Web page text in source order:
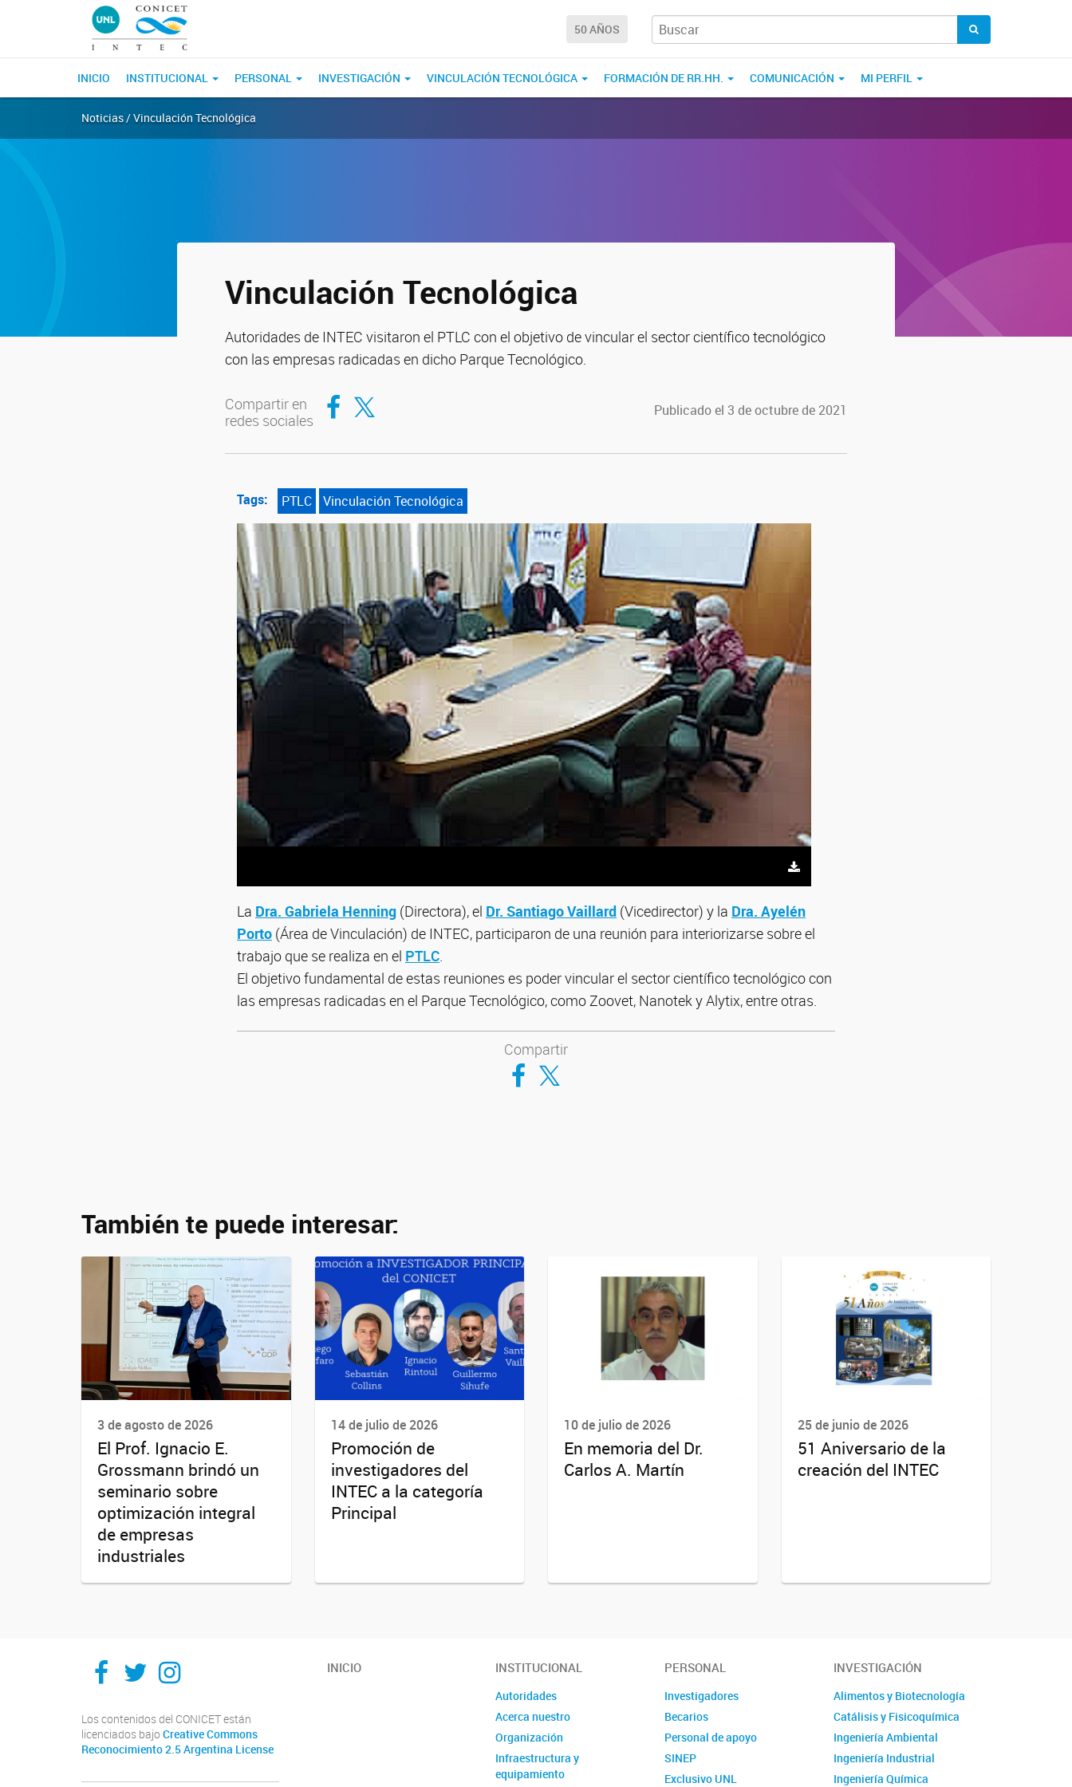
50 AÑOS
INICIO INSTITUCIONAL PERSONAL INVESTIGACIÓN VINCULACIÓN TECNOLÓGICA FORMACIÓN DE RR.HH. COMUNICACIÓN MI PERFIL
Noticias / Vinculación Tecnológica
Vinculación Tecnológica
Autoridades de INTEC visitaron el PTLC con el objetivo de vincular el sector científico tecnológico
con las empresas radicadas en dicho Parque Tecnológico.
Compartir en
redes sociales
Compartir en Facebook
Compartir en Twitter Publicado el 3 de octubre de 2021
Tags: PTLC Vinculación Tecnológica
La Dra. Gabriela Henning (Directora), el Dr. Santiago Vaillard (Vicedirector) y la Dra. Ayelén
Porto (Área de Vinculación) de INTEC, participaron de una reunión para interiorizarse sobre el
trabajo que se realiza en el PTLC.
El objetivo fundamental de estas reuniones es poder vincular el sector científico tecnológico con
las empresas radicadas en el Parque Tecnológico, como Zoovet, Nanotek y Alytix, entre otras.
Compartir
Compartir en Facebook
Compartir en Twitter
También te puede interesar:
3 de agosto de 2026
El Prof. Ignacio E.
Grossmann brindó un
seminario sobre
optimización integral
de empresas
industriales
14 de julio de 2026
Promoción de
investigadores del
INTEC a la categoría
Principal
10 de julio de 2026
En memoria del Dr.
Carlos A. Martín
25 de junio de 2026
51 Aniversario de la
creación del INTEC
Facebook
TwitterInstagram
Los contenidos del CONICET están
licenciados bajo Creative Commons
Reconocimiento 2.5 Argentina License
INICIO INSTITUCIONAL
Autoridades
Acerca nuestro
Organización
Infraestructura y
equipamiento
PERSONAL
Investigadores
Becarios
Personal de apoyo
SINEP
Exclusivo UNL
INVESTIGACIÓN
Alimentos y Biotecnología
Catálisis y Fisicoquímica
Ingeniería Ambiental
Ingeniería Industrial
Ingeniería Química